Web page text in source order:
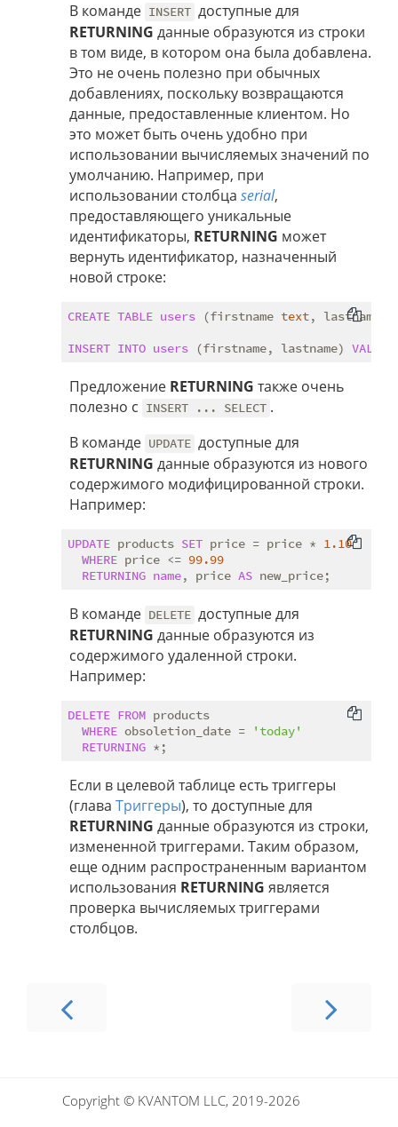
В команде INSERT доступные для
RETURNING данные образуются из строки
в том виде, в котором она была добавлена.
Это не очень полезно при обычных
добавлениях, поскольку возвращаются
данные, предоставленные клиентом. Но
это может быть очень удобно при
использовании вычисляемых значений по
умолчанию. Например, при
использовании столбца serial,
предоставляющего уникальные
идентификаторы, RETURNING может
вернуть идентификатор, назначенный
новой строке:
CREATE TABLE users (firstname text, lastname
INSERT INTO users (firstname, lastname) VALUES
Предложение RETURNING также очень
полезно с INSERT ... SELECT .
В команде UPDATE доступные для
RETURNING данные образуются из нового
содержимого модифицированной строки.
Например:
UPDATE products SET price = price * 1.10
WHERE price <= 99.99
RETURNING name, price AS
В команде DELETE доступные для
RETURNING данные образуются из
содержимого удаленной строки.
Например:
DELETE FROM products
WHERE obsoletion_date =
'today'
RETURNING
Если в целевой таблице есть триггеры
(глава Триггеры), то доступные для
RETURNING данные образуются из строки,
измененной триггерами. Таким образом,
еще одним распространенным вариантом
использования RETURNING является
проверка вычисляемых триггерами
столбцов.
Copyright © KVANTOM LLC, 2019-2026